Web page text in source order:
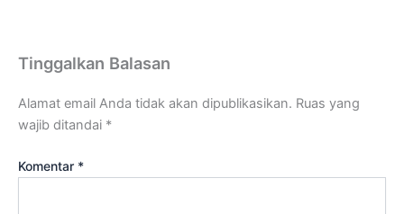
Tinggalkan Balasan
Alamat email Anda tidak akan dipublikasikan. Ruas yang
wajib ditandai *
Komentar *